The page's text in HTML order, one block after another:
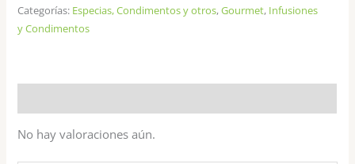
Categorías: Especias, Condimentos y otros,Gourmet, Infusiones
y Condimentos
No hay valoraciones aún.